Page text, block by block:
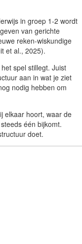
in groep 1-2 wordt
van gerichte
reken-wiskundige
et al., 2025).
spel stillegt. Juist
aan in wat je ziet
nodig hebben om
elkaar hoort, waar de
één bijkomt.
doet.